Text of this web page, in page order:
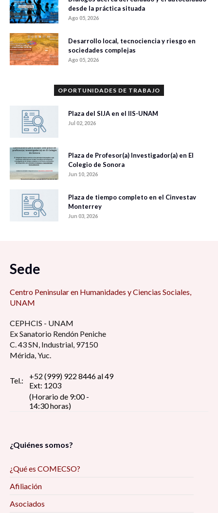
desde la práctica situada
Ago 05, 2026
Desarrollo local, tecnociencia y riesgo en
sociedades complejas
Ago 05, 2026
OPORTUNIDADES DE TRABAJO
Plaza del SIJA en el IIS-UNAM
Jul 02, 2026
Plaza de Profesor(a) Investigador(a) en El
Colegio de Sonora
Jun 10, 2026
Plaza de tiempo completo en el Cinvestav
Monterrey
Jun 03, 2026
Sede
Centro Peninsular en Humanidades y Ciencias Sociales,
UNAM
CEPHCIS - UNAM
Ex Sanatorio Rendón Peniche
C. 43 SN, Industrial, 97150
Mérida, Yuc.
Tel.:
+52 (999) 922 8446 al 49
Ext: 1203
(Horario de 9:00 -
14:30 horas)
¿Quiénes somos?
¿Qué es COMECSO?
Afiliación
Asociados